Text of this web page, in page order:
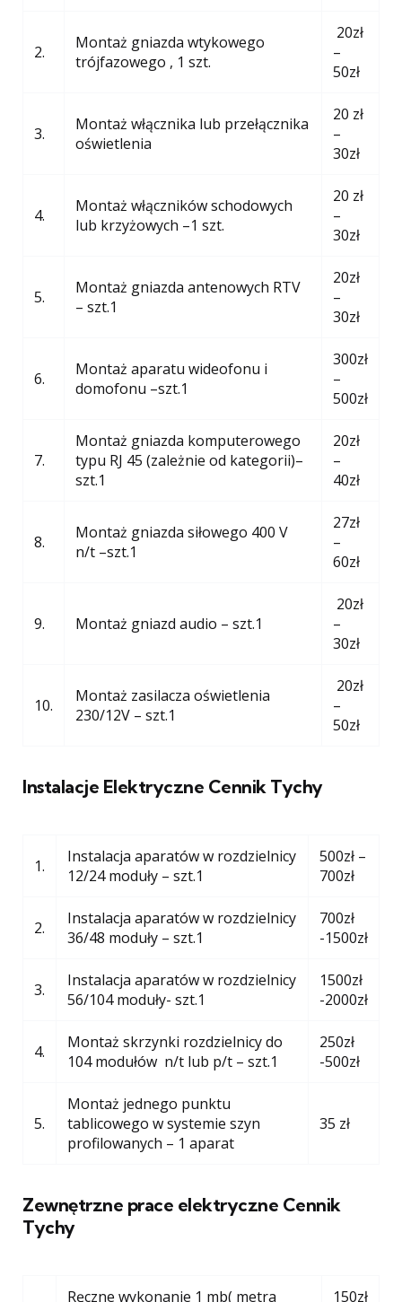
2.
Montaż gniazda wtykowego
trójfazowego , 1 szt.
20zł
–
50zł
3.
Montaż włącznika lub przełącznika
oświetlenia
20 zł
–
30zł
4.
Montaż włączników schodowych
lub krzyżowych –1 szt.
20 zł
–
30zł
5.
Montaż gniazda antenowych RTV
– szt.1
20zł
–
30zł
6.
Montaż aparatu wideofonu i
domofonu –szt.1
300zł
–
500zł
7.
Montaż gniazda komputerowego
typu RJ 45 (zależnie od kategorii)–
szt.1
20zł
–
40zł
8.
Montaż gniazda siłowego 400 V
n/t –szt.1
27zł
–
60zł
9. Montaż gniazd audio – szt.1
20zł
–
30zł
10.
Montaż zasilacza oświetlenia
230/12V – szt.1
20zł
–
50zł
Instalacje Elektryczne Cennik Tychy
1.
Instalacja aparatów w rozdzielnicy
12/24 moduły – szt.1
500zł –
700zł
2.
Instalacja aparatów w rozdzielnicy
36/48 moduły – szt.1
700zł
-1500zł
3.
Instalacja aparatów w rozdzielnicy
56/104 moduły- szt.1
1500zł
-2000zł
4.
Montaż skrzynki rozdzielnicy do
104 modułów n/t lub p/t – szt.1
250zł
-500zł
5.
Montaż jednego punktu
tablicowego w systemie szyn
profilowanych – 1 aparat
35 zł
Zewnętrzne prace elektryczne Cennik
Tychy
Ręczne wykonanie 1 mb( metra 150zł